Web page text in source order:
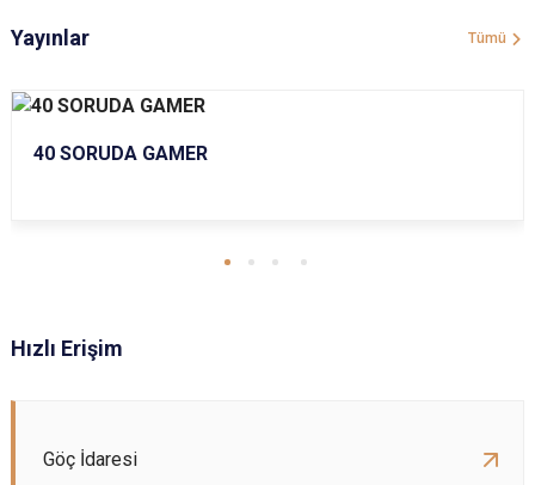
Yayınlar Tümü
40 SORUDA GAMER
Hızlı Erişim
Göç İdaresi